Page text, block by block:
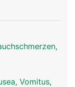
Vomitus,